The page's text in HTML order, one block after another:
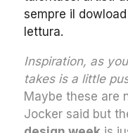
sempre il
lettura.
Inspiration, as
takes is a little
Maybe these are
Jocker said but